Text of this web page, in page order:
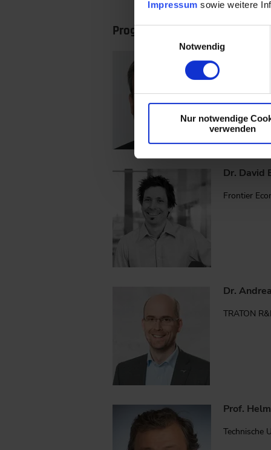
Impressum sowie weitere
Einwilligungsauswahl
Notwendig
Nur notwendige
verwenden
Programmausschuss
Prof.
Dr. David
Frontier
Dr.
TRATON
Prof.
Technische